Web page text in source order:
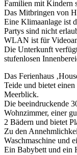
Familien mit Kindern
Das Mitbringen von
Eine Klimaanlage ist
Partys sind nicht
WLAN ist für
Die Unterkunft
stufenlosen
Das Ferienhaus
Teide und bietet
Meerblick.
Die beeindruckende
Wohnzimmer, einer
2 Bädern und bietet
Zu den
Waschmaschine und
Ein Babybett und ein